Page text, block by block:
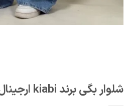
شلوار بگی برند kiabi ارجینال